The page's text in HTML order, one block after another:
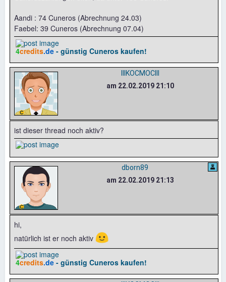
Aandi : 74 Cuneros (Abrechnung 24.03)
Faebel: 39 Cuneros (Abrechnung 07.04)
4credits.de - günstig Cuneros kaufen!
IIIKOCMOCIII
am 22.02.2019 21:10
ist dieser thread noch aktiv?
dborn89
am 22.02.2019 21:13
hi,
natürlich ist er noch aktiv 🙂
4credits.de - günstig Cuneros kaufen!